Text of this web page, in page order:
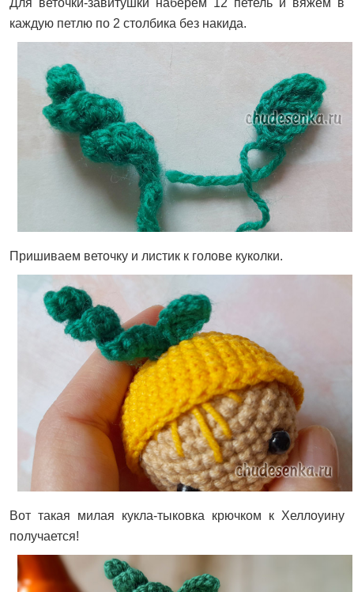
Для веточки-завитушки наберем 12 петель и вяжем в
каждую петлю по 2 столбика без накида.
Пришиваем веточку и листик к голове куколки.
Вот такая милая кукла-тыковка крючком к Хеллоуину
получается!